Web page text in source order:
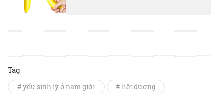
Tag
# yếu sinh lý ở nam giới # liệt dương